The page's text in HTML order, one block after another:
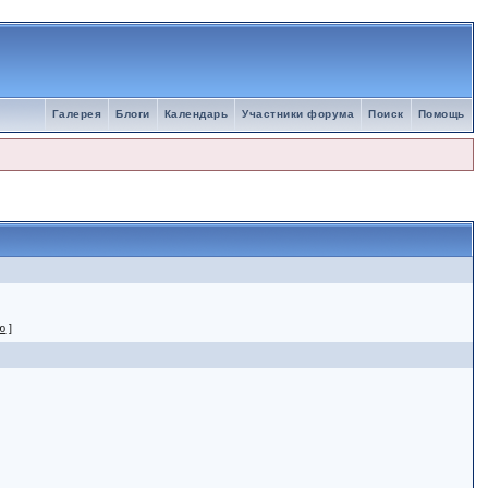
Помощь
Поиск
Участники форума
Календарь
Блоги
Галерея
]